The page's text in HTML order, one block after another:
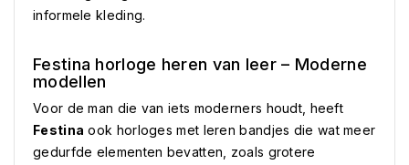
informele kleding.
Festina horloge heren van leer – Moderne
modellen
Voor de man die van iets moderners houdt, heeft
Festina ook horloges met leren bandjes die wat meer
gedurfde elementen bevatten, zoals grotere